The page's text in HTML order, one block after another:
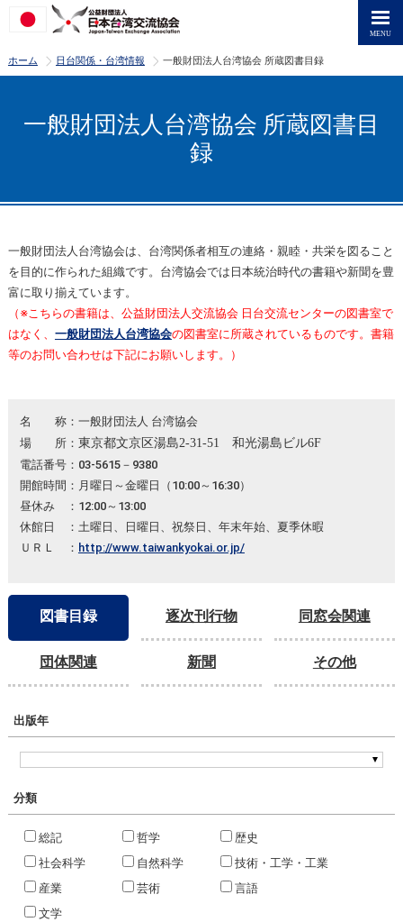
ホーム >
日台関係・台湾情報 >
一般財団法人台湾協会 所蔵図書目録
一般財団法人台湾協会 所蔵図書目
録
一般財団法人台湾協会は、台湾関係者相互の連絡・親睦・共栄を図ること
を目的に作られた組織です。台湾協会では日本統治時代の書籍や新聞を豊
富に取り揃えています。
（※こちらの書籍は、公益財団法人交流協会 日台交流センターの図書室で
はなく、 一般財団法人台湾協会の図書室に所蔵されているものです。書籍
等のお問い合わせは下記にお願いします。）
名 称：一般財団法人 台湾協会
場 所： 東京都文京区湯島2-31-51 和光湯島ビル6F
電話番号：03-5615－9380
開館時間：月曜日～金曜日（10:00～16:30）
昼休み ：12:00～13:00
休館日 ：土曜日、日曜日、祝祭日、年末年始、夏季休暇
ＵＲＬ ： http://www.taiwankyokai.or.jp/
図書目録 逐次刊行物 同窓会関連
団体関連 新聞 その他
出版年
分類
総記 哲学
歴史
社会科学
自然科学
技術・工学・工業
産業
芸術
言語
文学